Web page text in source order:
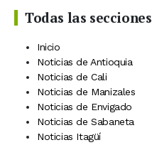
Todas las secciones
Inicio
Noticias de Antioquia
Noticias de Cali
Noticias de Manizales
Noticias de Envigado
Noticias de Sabaneta
Noticias Itagüí